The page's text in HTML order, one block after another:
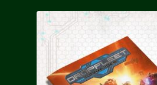
récent
plus
ancien